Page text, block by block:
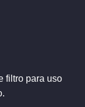
filtro para uso